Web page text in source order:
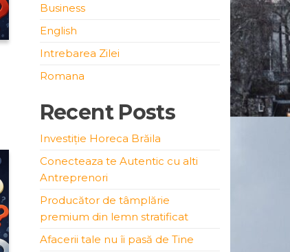
Business
English
Intrebarea Zilei
Romana
Recent Posts
Investiție Horeca Brăila
Conecteaza te Autentic cu alti
Antreprenori
Producător de tâmplărie
premium din lemn stratificat
Afacerii tale nu îi pasă de Tine